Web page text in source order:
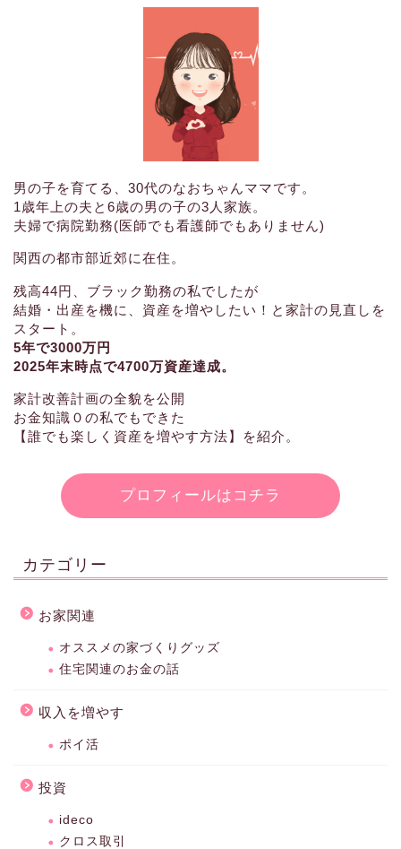
男の子を育てる、30代のなおちゃんママです。
1歳年上の夫と6歳の男の子の3人家族。
夫婦で病院勤務(医師でも看護師でもありません)
関西の都市部近郊に在住。
残高44円、ブラック勤務の私でしたが
結婚・出産を機に、資産を増やしたい！と家計の見直しを
スタート。
5年で3000万円
2025年末時点で4700万資産達成。
家計改善計画の全貌を公開
お金知識０の私でもできた
【誰でも楽しく資産を増やす方法】を紹介。
プロフィールはコチラ
カテゴリー
お家関連
オススメの家づくりグッズ
住宅関連のお金の話
収入を増やす
ポイ活
投資
ideco
クロス取引